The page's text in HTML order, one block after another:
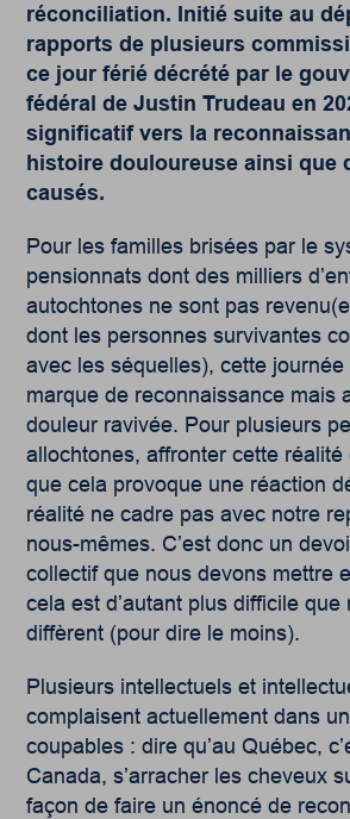
réconciliation. Initié suite au
rapports de plusieurs
ce jour fériédécrété par le
fédéral de Justin Trudeau en
significatif vers la
histoire douloureuse ainsi que
causés.
Pour les familles brisées par le
pensionnats dont des milliers
autochtones ne sont pas
dont les personnes survivantes
avec les séquelles), cette
marque de reconnaissance mais
douleur ravivée. Pour plusieurs
allochtones, affronter cette réalité
que cela provoque une réaction
réalité ne cadre pas avec notre
nous-mêmes. C’est donc un
collectif que nous devons mettre
cela est d’autant plus difficile que
diffèrent (pour dire le moins).
Plusieurs intellectuels et
complaisent actuellement dans
coupables : dire qu’au Québec,
Canada, s’arracher les cheveux
façon de faire un énoncé de